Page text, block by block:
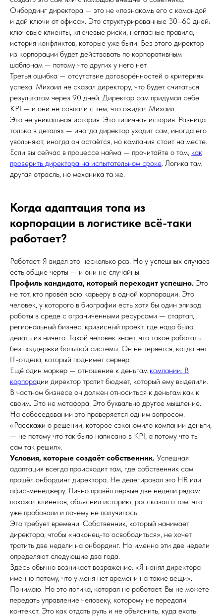
Онбординг директора — это не «познакомь его с командой
и дай ключи от офиса». Это структурированные 30–60 дней:
ключевые клиенты, ключевые риски, негласные правила,
история конфликтов, которые уже были. Без этого директор
из корпорации будет действовать по корпоративным
шаблонам — потому что других у него нет.
Третья ошибка — отсутствие договорённостей о критериях
успеха. Михаил не сказал директору, что будет считаться
результатом через 90 дней. Директор сам придумал себе
KPI — и они не совпали с тем, что ожидал Михаил.
Это не уникальная история. Это типичная история. Разница
только в деталях — иногда директор уходит сам, иногда его
увольняют, иногда он остаётся, но компания стоит на месте.
Если вы сейчас в процессе найма — прочитайте о том, как
проверить директора на испытательном сроке. Логика там
другая отрасль, но механика та же.
Когда адаптация топа из
корпорации в логистике всё-таки
работает?
Работает. Я видел это несколько раз. Но у успешных случаев
есть общие черты — и они не случайны.
Профиль кандидата, который переходит успешно. Это
не тот, кто провёл всю карьеру в одной корпорации. Это
человек, у которого в биографии есть хотя бы один эпизод
работы в среде с ограниченными ресурсами — стартап,
региональный бизнес, кризисный проект, где надо было
делать из ничего. Такой человек знает, что такое работать
без поддержки большой системы. Он не теряется, когда нет
IT-отдела, который поднимет сервер.
Ещё один маркер — отношение к деньгам компании. В
корпорации директор тратит бюджет, который ему выделили.
В частном бизнесе он должен относиться к деньгам как к
своим. Это не метафора. Это буквально другое мышление.
На собеседовании это проверяется одним вопросом:
«Расскажи о решении, которое сэкономило компании деньги,
— не потому что так было написано в KPI, а потому что ты
сам так решил».
Условия, которые создаёт собственник. Успешная
адаптация всегда происходит там, где собственник сам
прошёл онбординг директора. Не делегировал это HR или
офис-менеджеру. Лично провёл первые две недели рядом:
показал клиентов, объяснил историю, рассказал о том, что
уже пробовали и почему не получилось.
Это требует времени. Собственник, который нанимает
директора, чтобы «наконец-то освободиться», не хочет
тратить две недели на онбординг. Но именно эти две недели
определяют следующие два года.
Здесь обычно возникает возражение: «Я нанял директора
именно потому, что у меня нет времени на такие вещи».
Понимаю. Но это логика, которая не работает. Вы не можете
передать управление человеку, которому не передали
контекст. Это как отдать руль и не объяснить, куда ехать.